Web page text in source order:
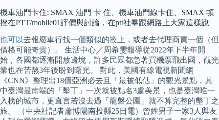
機車油門卡住: SMAX 油門 卡 住、機車油門線卡住、SMAX 頓
挫在PTT/mobile01評價與討論，在ptt社羣跟網路上大家這樣說
也可以去報廢車行找一個類似的換上，或者去代理商買一個（但
價格可能奇貴）。 生活中心／周希雯報導從2022年下半年開
始，各國都逐漸開放邊境，許多民眾都急著買機票飛出國，觀光
業也在苦熬3年後盼到曙光。 對此，美國有線電視新聞網
《CNN》整理出18個亞洲必去且「最被低估」的觀光景點，其
中臺灣最南端的「墾丁」一次就被點名3處美景，也是臺灣唯一
入榜的城市，更直言若沒去過「龍磐公園」就不算完整的墾丁之
旅。 （中央社記者蕭博陽南投縣25日電）曾姓男子一家3人與友